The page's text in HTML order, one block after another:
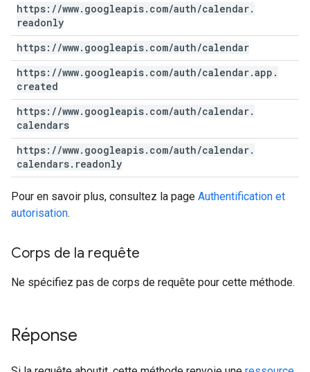
https: //www. googleapis. com/auth/calendar.
readonly
https: //www. googleapis. com/auth/calendar
https: //www. googleapis. com/auth/calendar.app .
created
https: //www. googleapis. com/auth/calendar.
calendars
https: //www. googleapis. com/auth/calendar.
calendars. readonly
Pour en savoir plus, consultez la page Authentification et
autorisation.
Corps de la requête
Ne spécifiez pas de corps de requête pour cette méthode.
Réponse